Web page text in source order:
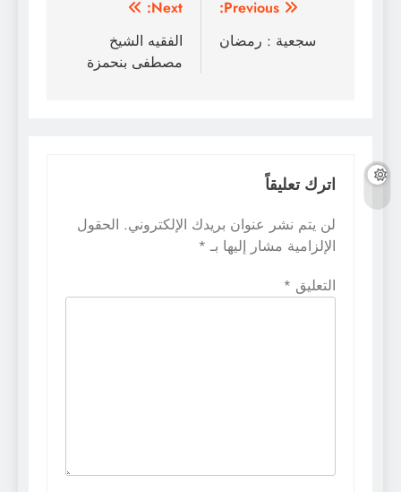
تصفّح
المقالات
Previous:
سجعية : رمضان
Next:
الفقيه الشيخ
مصطفى بنحمزة
اترك تعليقاً
لن يتم نشر عنوان بريدك الإلكتروني. الحقول
الإلزامية مشار إليها بـ *
التعليق *